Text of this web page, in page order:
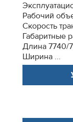
Рабочий
Скорость
Габаритные
Длина 7740/
Ширина ...